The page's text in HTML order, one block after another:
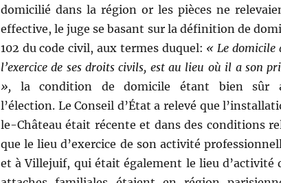
domicilié dans la région or les pièces ne
effective, le juge se basant sur la définition de
102 du code civil, aux termes duquel: « Le domicile
l’exercice de ses droits civils, est au lieu où il a son
», la condition de domicile étant bien sûr
l’élection. Le Conseil d’État a relevé que
le-Château était récente et dans des conditions
que le lieu d’exercice de son activité
et à Villejuif, qui était également le lieu d’activité